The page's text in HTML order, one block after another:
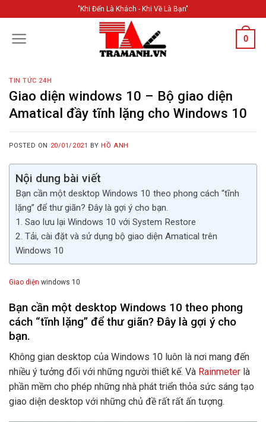
content
"Khi Đến Là Khách - Khi Về Là Bạn"
0
TIN TỨC 24H
Giao diện windows 10 – Bộ giao diện
Amatical đầy tĩnh lặng cho Windows 10
POSTED ON 20/01/2021 BY HỒ ANH
Nội dung bài viết
Bạn cần một desktop Windows 10 theo phong cách “tĩnh
lặng” để thư giãn? Đây là gợi ý cho bạn.
1. Sao lưu lại Windows 10 với System Restore
2. Tải, cài đặt và sử dụng bộ giao diện Amatical trên
Windows 10
Giao diện windows 10
Bạn cần một desktop Windows 10 theo phong
cách “tĩnh lặng” để thư giãn? Đây là gợi ý cho
bạn.
Không gian desktop của Windows 10 luôn là nơi mang đến
nhiều ý tưởng đối với những người thiết kế. Và Rainmeter là
phần mềm cho phép những nhà phát triển thỏa sức sáng tạo
giao diện desktop với những chủ đề rất rất ấn tượng.